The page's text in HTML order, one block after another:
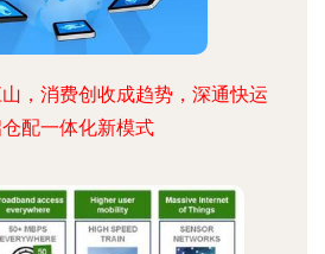
，消费创收成趋势，深通快运
配一体化新模式